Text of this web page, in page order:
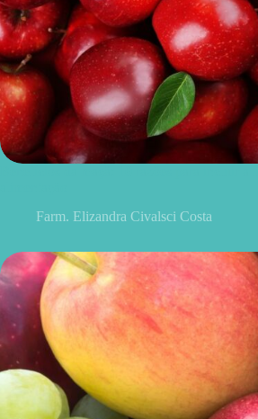
Farm. Elizandra Civalsci Costa